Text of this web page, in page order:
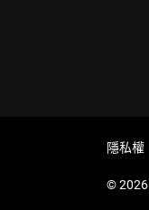
隱私權
© 2026